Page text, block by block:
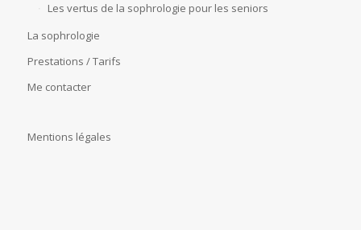
Les vertus de la sophrologie pour les seniors
La sophrologie
Prestations / Tarifs
Me contacter
Mentions légales